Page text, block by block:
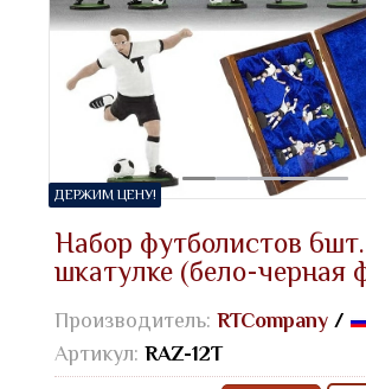
ДЕРЖИМ ЦЕНУ!
Набор футболистов
шкатулке (бело-черная
Производитель: RTCompany /
Артикул: RAZ-12T